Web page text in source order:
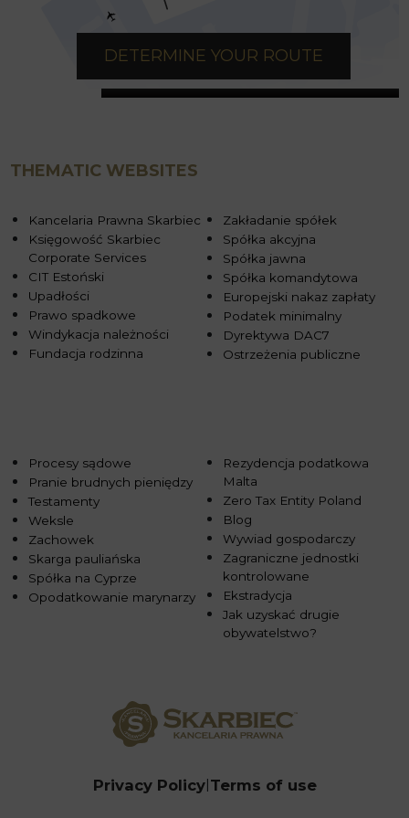
DETERMINE YOUR ROUTE
THEMATIC WEBSITES
Kancelaria Prawna Skarbiec
Księgowość Skarbiec
Corporate Services
CIT Estoński
Upadłości
Prawo spadkowe
Windykacja należności
Fundacja rodzinna
Zakładanie spółek
Spółka akcyjna
Spółka jawna
Spółka komandytowa
Europejski nakaz zapłaty
Podatek minimalny
Dyrektywa DAC7
Ostrzeżenia publiczne
Procesy sądowe
Pranie brudnych pieniędzy
Testamenty
Weksle
Zachowek
Skarga pauliańska
Spółka na Cyprze
Opodatkowanie marynarzy
Rezydencja podatkowa
Malta
Zero Tax Entity Poland
Blog
Wywiad gospodarczy
Zagraniczne jednostki
kontrolowane
Ekstradycja
Jak uzyskać drugie
obywatelstwo?
Privacy Policy Terms of use